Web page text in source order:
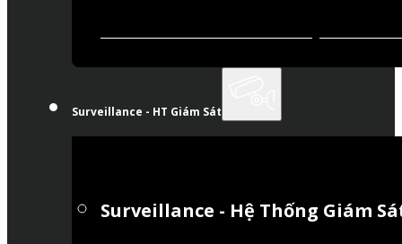
Surveillance - HT Giám Sát
Surveillance - Hệ Thống Giám